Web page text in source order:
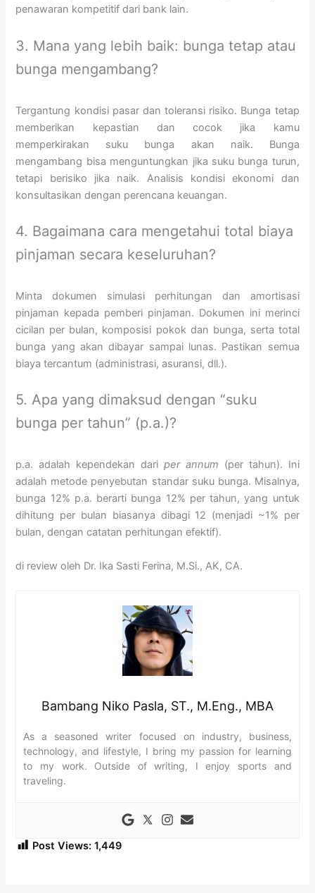
penawaran kompetitif dari bank lain.
3. Mana yang lebih baik: bunga tetap atau
bunga mengambang?
Tergantung kondisi pasar dan toleransi risiko. Bunga tetap
memberikan kepastian dan cocok jika kamu
memperkirakan suku bunga akan naik. Bunga
mengambang bisa menguntungkan jika suku bunga turun,
tetapi berisiko jika naik. Analisis kondisi ekonomi dan
konsultasikan dengan perencana keuangan.
4. Bagaimana cara mengetahui total biaya
pinjaman secara keseluruhan?
Minta dokumen simulasi perhitungan dan amortisasi
pinjaman kepada pemberi pinjaman. Dokumen ini merinci
cicilan per bulan, komposisi pokok dan bunga, serta total
bunga yang akan dibayar sampai lunas. Pastikan semua
biaya tercantum (administrasi, asuransi, dll.).
5. Apa yang dimaksud dengan “suku
bunga per tahun” (p.a.)?
p.a. adalah kependekan dari per annum (per tahun). Ini
adalah metode penyebutan standar suku bunga. Misalnya,
bunga 12% p.a. berarti bunga 12% per tahun, yang untuk
dihitung per bulan biasanya dibagi 12 (menjadi ~1% per
bulan, dengan catatan perhitungan efektif).
di review oleh Dr. Ika Sasti Ferina, M.Si., AK, CA.
Bambang Niko Pasla, ST., M.Eng., MBA
As a seasoned writer focused on industry, business,
technology, and lifestyle, I bring my passion for learning
to my work. Outside of writing, I enjoy sports and
traveling.
Post Views: 1,449